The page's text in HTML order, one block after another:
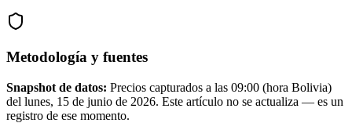
Metodología y fuentes
Snapshot de datos: Precios capturados a las 09:00 (hora Bolivia)
del lunes, 15 de junio de 2026. Este artículo no se actualiza — es un
registro de ese momento.